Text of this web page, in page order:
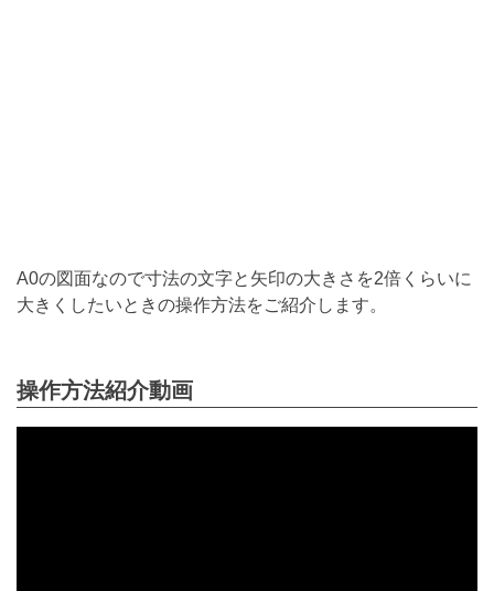
A0の図面なので寸法の文字と矢印の大きさを2倍くらいに
大きく したいときの操作方法をご紹介します。
操作方法紹介動画